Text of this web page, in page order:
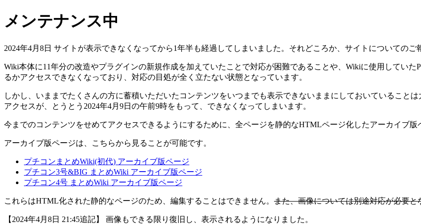
メンテナンス中
2024年4月8日 サイトが表示できなくなってから1年半も経過してしまいました。それどころか、サイトについてのご
Wiki本体に11年分の改造やプラグインの新規作成を加えていたことで対応が困難であることや、Wikiに使用してい
るかアクセスできなくなっており、対応の目処が全く立たない状態となっています。
しかし、いままでたくさんの方に蓄積いただいたコンテンツをいつまでも表示できないままにしておいていること
アクセスが、とうとう2024年4月9日の午前9時をもって、できなくなってしまいます。
今までのコンテンツをせめてアクセスできるようにするために、全ページを静的なHTMLページ化したアーカイブ版
アーカイブ版ページは、こちらから見ることが可能です。
プチコンまとめWiki(初代) アーカイブ版ページ
プチコン3号&BIG まとめWiki アーカイブ版ページ
プチコン4号 まとめWiki アーカイブ版ページ
これらはHTML化された静的なページのため、編集することはできません。 また、画像については別途対応が必要
【2024年4月8日 21:45追記】 画像もできる限り復旧し、表示されるようになりました。